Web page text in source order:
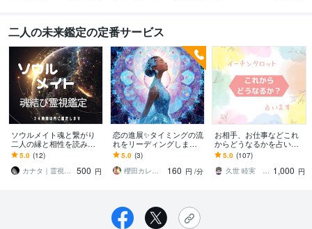
二人の未来鑑定の定番サービス
ソウルメイト魂と繋がり
二人の縁と相性を読み解
きます 魂の記憶から高次
元チャネリングで導く真
実の関係性と未来を霊視
5.0 (12)
カナタ｜霊視鑑定師
500 円
恋の進展✨タイミングの流
れをリーディングします
気になる彼の本心と、恋
に進展があるか占います
✨3ヶ月の流れ
5.0 (3)
櫻田カレン✨ニルヴァーナ鑑定✨光魂ガイド
160 円 /分
お相手、お仕事などこれ
からどうなるかを占いま
す 24H以内。今後の変化
を観ます。両思い/未来/ア
ドバイス
5.0 (107)
久世 睦実 イーチンタロット占い師 1,000 円